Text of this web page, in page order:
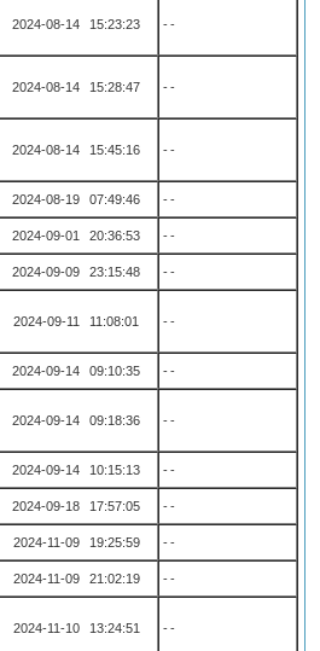
2024-08-14 15:23:23 --
2024-08-14 15:28:47 --
2024-08-14 15:45:16 --
2024-08-19 07:49:46 --
2024-09-01 20:36:53 --
2024-09-09 23:15:48 --
2024-09-11 11:08:01 --
2024-09-14 09:10:35 --
2024-09-14 09:18:36 --
2024-09-14 10:15:13 --
2024-09-18 17:57:05 --
2024-11-09 19:25:59 --
2024-11-09 21:02:19 --
2024-11-10 13:24:51 --